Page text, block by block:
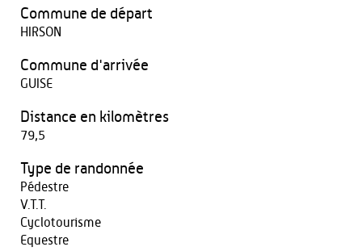
Commune de départ
HIRSON
Commune d'arrivée
GUISE
Distance en kilomètres
79,5
Type de randonnée
Pédestre
V.T.T.
Cyclotourisme
Equestre